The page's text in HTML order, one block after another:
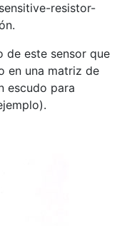
resistor-
de este sensor que
en una matriz de
escudo para